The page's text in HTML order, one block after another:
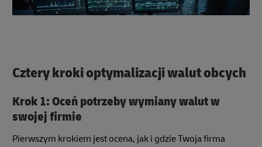
Cztery kroki optymalizacji walut obcych
Krok 1: Oceń potrzeby wymiany walut w
swojej firmie
Pierwszym krokiem jest ocena, jak i gdzie Twoja firma